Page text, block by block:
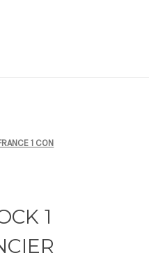
1 CON
1